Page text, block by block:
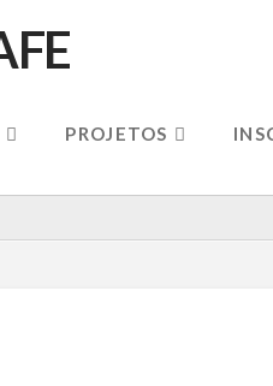
PROJETOS